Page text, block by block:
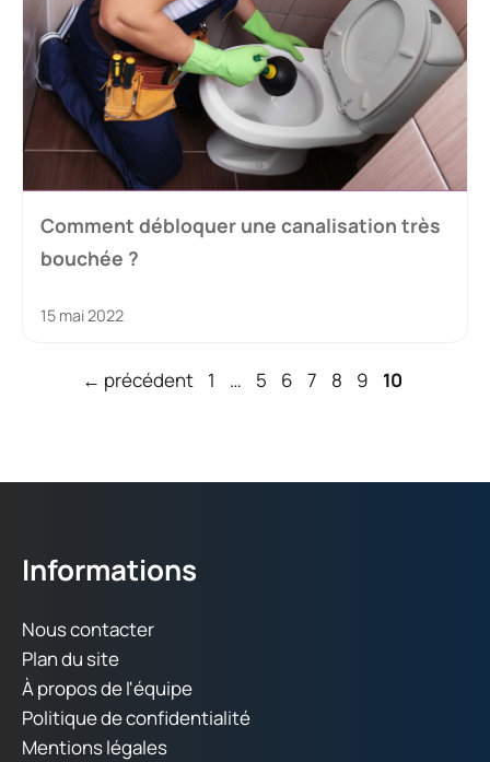
Comment débloquer une canalisation très
bouchée ?
15 mai 2022
← précédent Page
1 … Page
5 Page
6 Page
7 Page
8 Page
9 Page
10
Informations
Nous contacter
Plan du site
À propos de l'équipe
Politique de confidentialité
Mentions légales